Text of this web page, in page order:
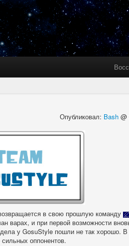
Опубликовал: Bash @
в свою прошлую команду
варах, и при первой возможности
у GosuStyle пошли не так хорошо.
оппонентов.